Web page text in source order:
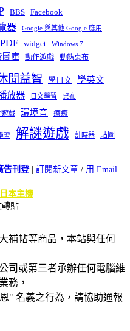
BBS Facebook
器 Google 與其他 Google 應用
PDF widget Windows 7
圖庫 動作遊戲 動態桌布
閒益智 學日文 學英文
放器 日文學習 桌布
遊戲 環境音 療癒
習 解謎遊戲 計時器
貼圖
告刊登| 訂閱新文章 / 用 Email
本主機
轉貼
補帖等商品，本站與任何
司或第三者承辦任何電腦維
務，
" 名義之行為，請協助通報